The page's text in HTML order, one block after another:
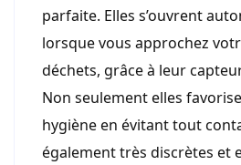
parfaite. Elles s’ouvrent
lorsque vous approchez
déchets, grâce à leur
Non seulement elles
hygiène en évitant tout
également très discrètes et